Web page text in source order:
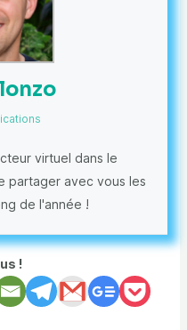
virtuel dans le
partager avec vous les
de l'année !
!